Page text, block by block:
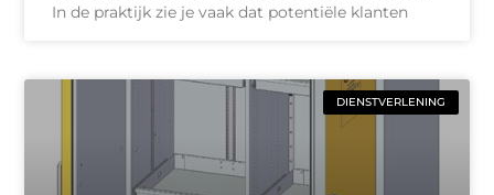
In de praktijk zie je vaak dat potentiële klanten
DIENSTVERLENING